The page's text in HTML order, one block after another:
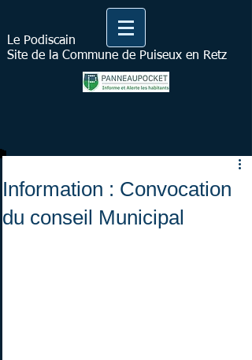
Le Podiscain
Site de la Commune de Puiseux en Retz
Information : Convocation
du conseil Municipal